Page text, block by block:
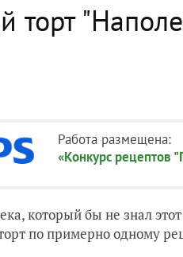
торт
Работа размещена:
«Конкурс рецептов
который бы не знал
по примерно одному